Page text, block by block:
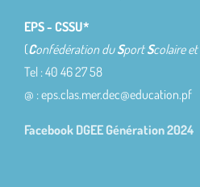
EPS - CSSU*
(Confédération duSportScolaire et
Tel : 40 46 27 58
@ : eps.clas.mer.dec@education.pf
Facebook DGEE Génération 2024